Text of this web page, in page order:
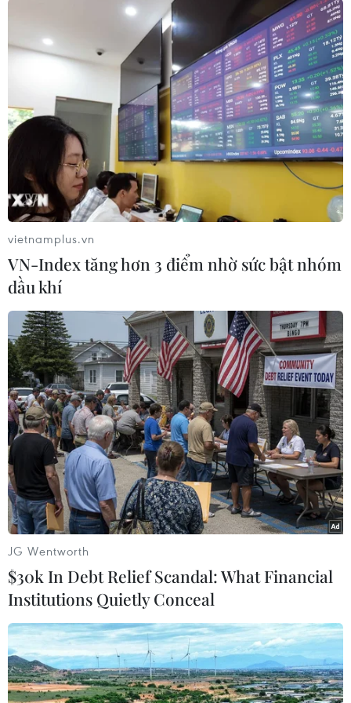
(Vietnam+)
#Thiết bị y tế #Quyên góp ủng hộ
#Thiên tai
#Bão lũ
#Bộ Y tế quyên góp #Bộ Y tế
#Tin tức
#Tin tức mới nhất
#Tin tức 24h
#Tin tức mới nhất trong ngày
#Tin tức thời sự
#Tin tức hot
#VietnamPlus #Vietnam #Plus
Theo dõi VietnamPlus
TIN LIÊN QUAN
vietnamplus.vn
VN-Index tăng hơn 3 điểm nhờ sức bật nhóm
dầu khí
JG Wentworth
$30k In Debt Relief Scandal: What Financial
Institutions Quietly Conceal